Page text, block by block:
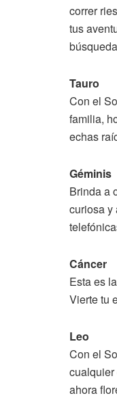
correr
tus
Tauro
Con el
familia,
echas
Géminis
Brinda a
curiosa y
Cáncer
Esta es
Vierte tu
Leo
Con el
ahora